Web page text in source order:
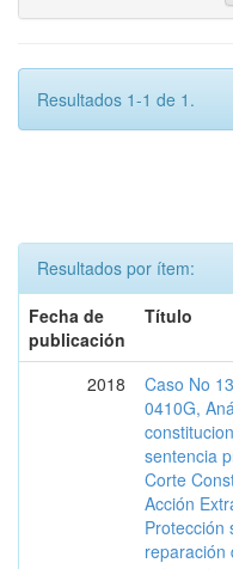
Resultados 1-1 de 1.
Resultados por ítem:
Fecha de
publicación
Título
2018
Caso No
0410G,
sentencia
Corte
Acción
Protección
reparación